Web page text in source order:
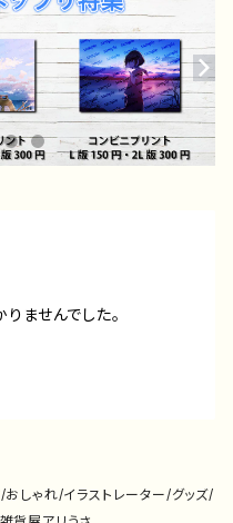
ませんでした。
しゃれ/イラストレーター/グッズ/